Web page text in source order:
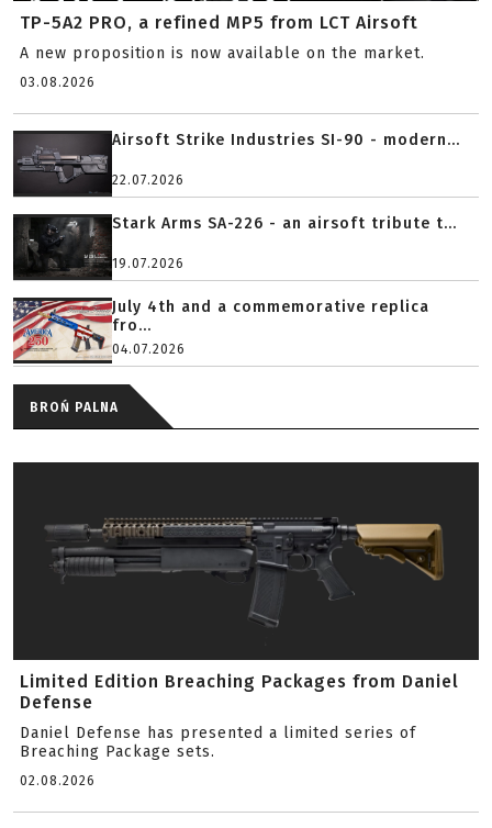
TP-5A2 PRO, a refined MP5 from LCT Airsoft
A new proposition is now available on the market.
03.08.2026
Airsoft Strike Industries SI-90 - modern...
22.07.2026
Stark Arms SA-226 - an airsoft tribute t...
19.07.2026
July 4th and a commemorative replica
fro...
04.07.2026
BROŃ PALNA
Limited Edition Breaching Packages from Daniel
Defense
Daniel Defense has presented a limited series of
Breaching Package sets.
02.08.2026